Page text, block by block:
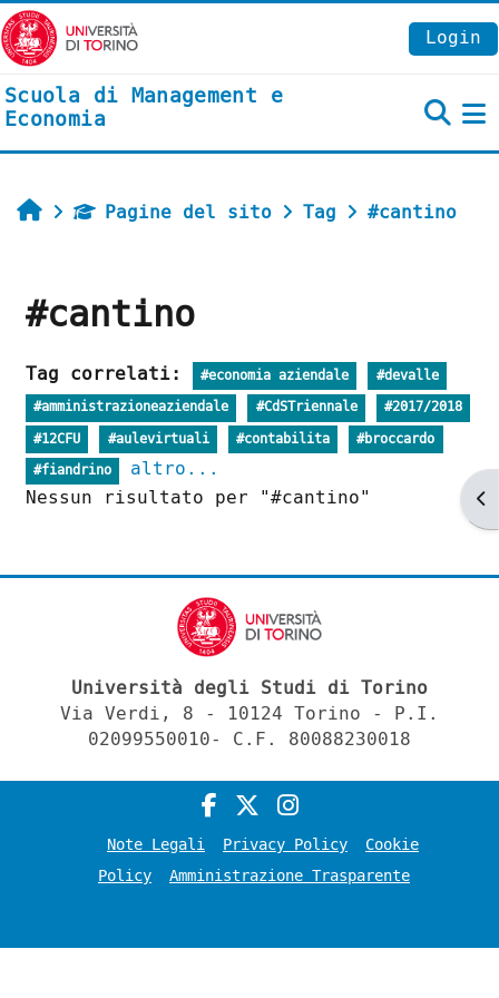
Vai al contenuto principale
Login
Scuola di Management e
Economia
HomePagine del sito Tag #cantino
#cantino
Tag correlati: #economia aziendale
#devalle
#amministrazioneaziendale
#CdSTriennale
#2017/2018
#12CFU
#aulevirtuali #contabilita
#broccardo
#fiandrino
altro...
Nessun risultato per "#cantino"
Università degli Studi di Torino
Via Verdi, 8 - 10124 Torino - P.I.
02099550010- C.F. 80088230018
Note Legali Privacy Policy
Cookie
Policy
Amministrazione Trasparente